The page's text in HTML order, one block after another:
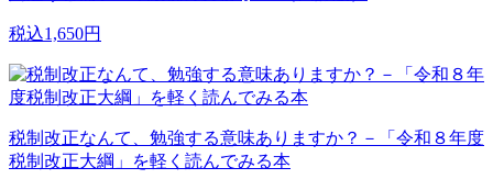
税込1,650円
税制改正なんて、勉強する意味ありますか？－「令和８年度
税制改正大綱」を軽く読んでみる本